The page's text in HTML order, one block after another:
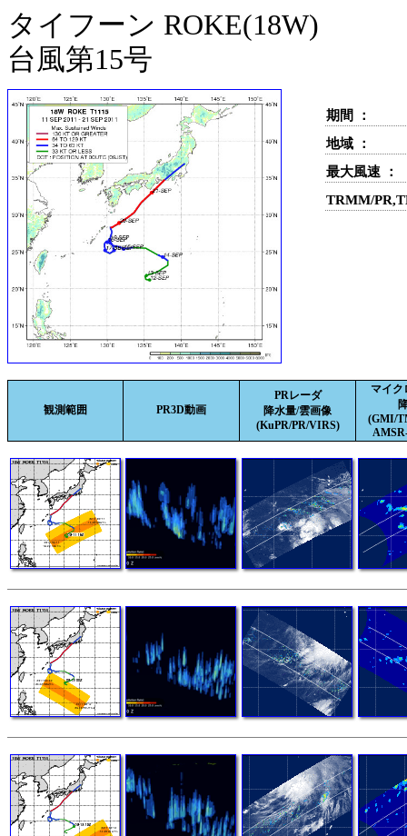
タイフーン ROKE(18W)
台風第15号
期間 ：
地域 ：
最大風速 ：
TRMM/
観測範囲 PR3D動画
PRレーダ
降水量/雲画像
(KuPR/PR/VIRS)
マイク
(GMI/